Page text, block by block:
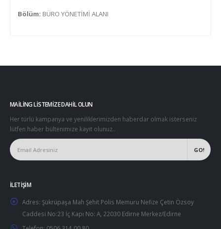
Bölüm: BÜRO YÖNETİMİ ALANI
MAILING LISTEMIZE DAHIL OLUN
Her türlü kampanya ve yeniliklerimizden haberdar olmak isterseniz
lütfen haber bültenimize kayıt olunuz..
İLETIŞIM
Adres: Şükrüpaşa Mah Şehit Polis Memuru Nefize Çetin Özsoy
Caddesi No:23 İç Kapı No: A, 22030 Edirne Merkez/Edirne